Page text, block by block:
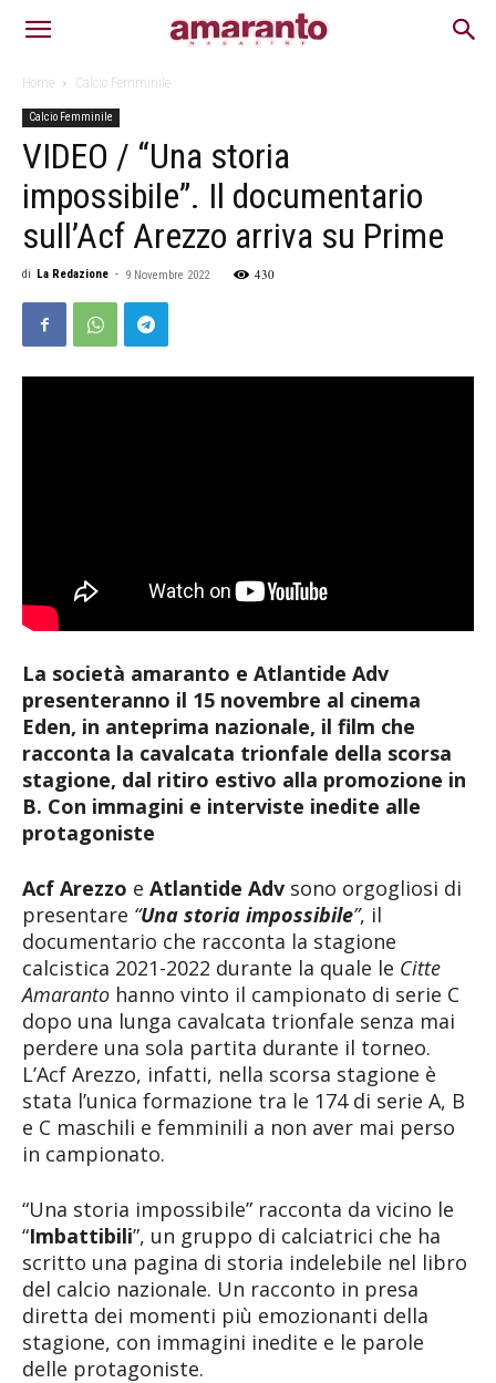
Home Calcio Femminile
Calcio Femminile
VIDEO / “Una storia
impossibile”. Il documentario
sull’Acf Arezzo arriva su Prime
di La Redazione - 9 Novembre 2022 430
La società amaranto e Atlantide Adv
presenteranno il 15 novembre al cinema
Eden, in anteprima nazionale, il film che
racconta la cavalcata trionfale della scorsa
stagione, dal ritiro estivo alla promozione in
B. Con immagini e interviste inedite alle
protagoniste
Acf Arezzo e Atlantide Adv sono orgogliosi di
presentare “Una storia impossibile”, il
documentario che racconta la stagione
calcistica 2021-2022 durante la quale le Citte
Amaranto hanno vinto il campionato di serie C
dopo una lunga cavalcata trionfale senza mai
perdere una sola partita durante il torneo.
L’Acf Arezzo, infatti, nella scorsa stagione è
stata l’unica formazione tra le 174 di serie A, B
e C maschili e femminili a non aver mai perso
in campionato.
“Una storia impossibile” racconta da vicino le
“Imbattibili”, un gruppo di calciatrici che ha
scritto una pagina di storia indelebile nel libro
del calcio nazionale. Un racconto in presa
diretta dei momenti più emozionanti della
stagione, con immagini inedite e le parole
delle protagoniste.